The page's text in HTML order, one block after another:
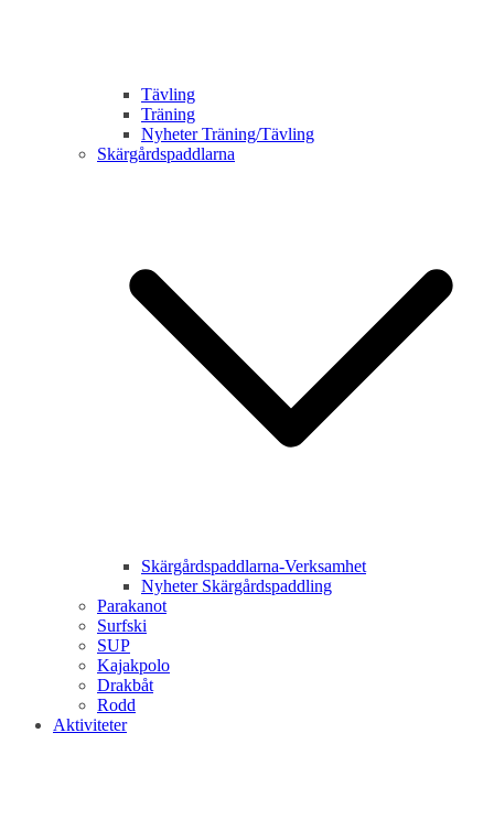
Tävling
Träning
Nyheter Träning/Tävling
Skärgårdspaddlarna
Skärgårdspaddlarna-Verksamhet
Nyheter Skärgårdspaddling
Parakanot
Surfski
SUP
Kajakpolo
Drakbåt
Rodd
Aktiviteter